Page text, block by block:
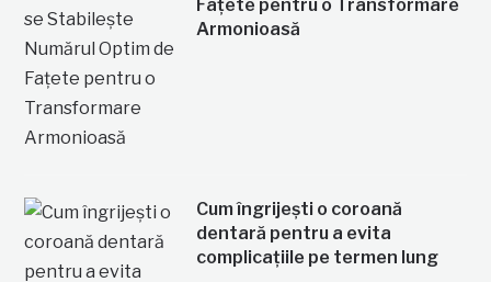
Fațete pentru o Transformare
Armonioasă
Cum îngrijești o coroană
dentară pentru a evita
complicațiile pe termen lung